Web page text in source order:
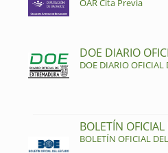
OAR Cita Previa
DOE DIARIO
DOE DIARIO OFICIAL
BOLETÍN
BOLETÍN OFICIAL